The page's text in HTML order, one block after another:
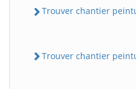
Trouver chantier
Trouver chantier